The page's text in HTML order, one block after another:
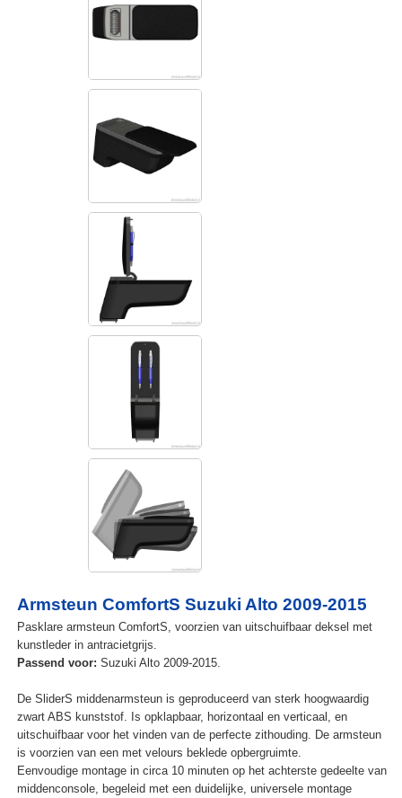
Armsteun ComfortS Suzuki Alto 2009-2015
Pasklare armsteun ComfortS, voorzien van uitschuifbaar deksel met
kunstleder in antracietgrijs.
Passend voor: Suzuki Alto 2009-2015.
De SliderS middenarmsteun is geproduceerd van sterk hoogwaardig
zwart ABS kunststof. Is opklapbaar, horizontaal en verticaal, en
uitschuifbaar voor het vinden van de perfecte zithouding. De armsteun
is voorzien van een met velours beklede opbergruimte.
Eenvoudige montage in circa 10 minuten op het achterste gedeelte van
middenconsole, begeleid met een duidelijke, universele montage